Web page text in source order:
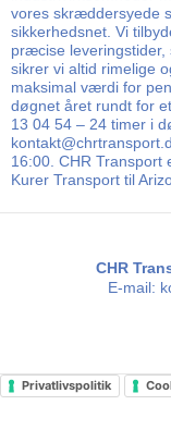
vores skræddersyede
sikkerhedsnet. Vi
præcise
sikrer vi altid rimelige
maksimal værdi for
døgnet året rundt for
13 04 54 – 24 timer i
16:00. CHR Transport
Kurer Transport til
CHR
E-mail:
Privatlivspolitik